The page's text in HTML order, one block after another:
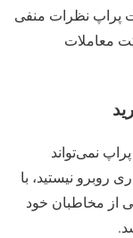
پراپ نظرات منفی
معاملات
نمی‌تواند
روبرو نیستید، با
از مخاطبان خود